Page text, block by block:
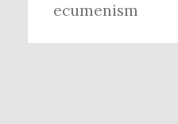
ecumenism